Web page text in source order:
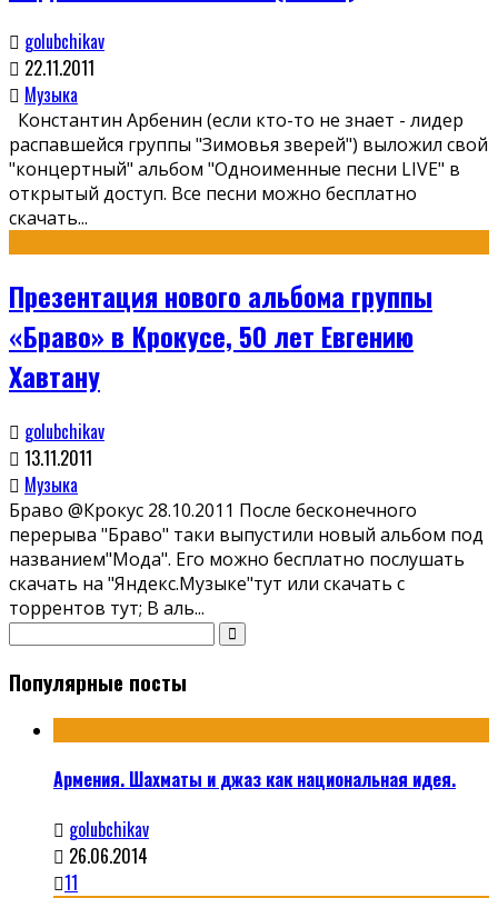
golubchikav
22.11.2011
Музыка
Константин Арбенин (если кто-то не знает - лидер
распавшейся группы "Зимовья зверей") выложил свой
"концертный" альбом "Одноименные песни LIVE" в
открытый доступ. Все песни можно бесплатно
скачать...
Презентация нового альбома группы
«Браво» в Крокусе, 50 лет Евгению
Хавтану
golubchikav
13.11.2011
Музыка
Браво @Крокус 28.10.2011 После бесконечного
перерыва "Браво" таки выпустили новый альбом под
названием"Мода". Его можно бесплатно послушать
скачать на "Яндекс.Музыке"тут или скачать с
торрентов тут; В аль...
Популярные посты
Армения. Шахматы и джаз как национальная идея.
golubchikav
26.06.2014
11